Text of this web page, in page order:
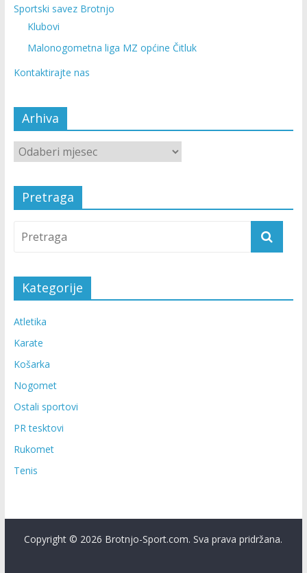
Sportski savez Brotnjo
Klubovi
Malonogometna liga MZ općine Čitluk
Kontaktirajte nas
Arhiva
Pretraga
Kategorije
Atletika
Karate
Košarka
Nogomet
Ostali sportovi
PR tesktovi
Rukomet
Tenis
Copyright © 2026 Brotnjo-Sport.com. Sva prava pridržana.